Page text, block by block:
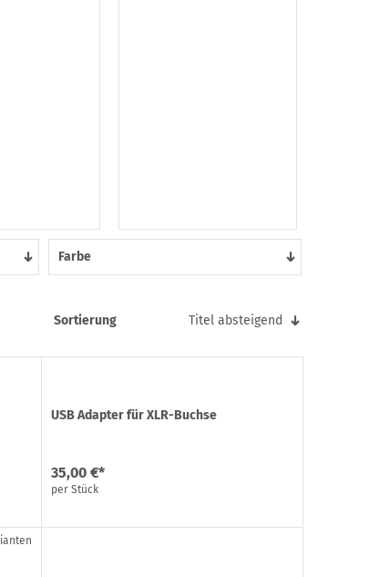
Farbe
Sortierung Titel absteigend
USB Adapter für XLR-Buchse
35,00 €*
per Stück